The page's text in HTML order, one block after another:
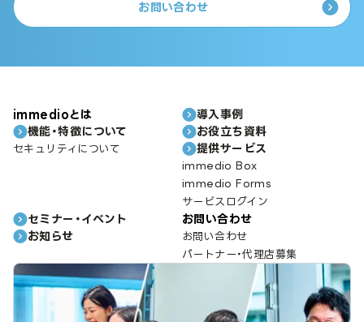
お問い合わせ
immedioとは
機能・特徴について
セキュリティについて
導入事例
お役立ち資料
提供サービス
immedio Box
immedio Forms
サービスログイン
セミナー・イベント
お知らせ
お問い合わせ
お問い合わせ
パートナー・代理店募集